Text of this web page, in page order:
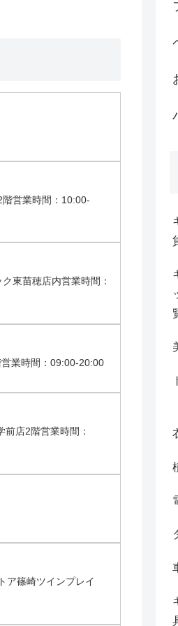
営業時間：10:00-
東苗穂店内営業時間：
業時間：09:00-20:00
店2階営業時間：
ア篠崎ツインプレイ